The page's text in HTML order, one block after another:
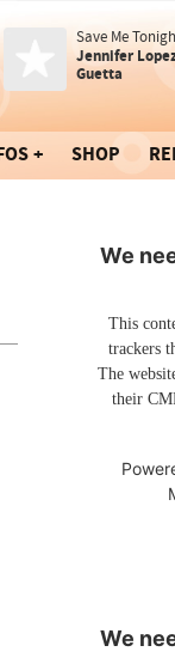
Save Me
Jennifer
Guetta
SHOP
We
This
trackers
The
their
We